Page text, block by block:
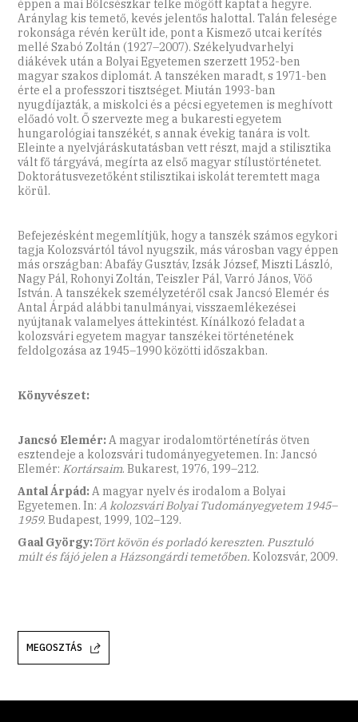
éppen a mai Bölcsészkar telke mögött kaptat a hegyre.
Aránylag kis temető, kevés jelentős halottal. Talán felesége
rokonsága révén került ide, pont a Kismező utcai kerítés
mellé Szabó Zoltán (1927–2007). Székelyudvarhelyi
diákévek után a Bolyai Egyetemen szerzett 1952-ben
magyar szakos diplomát. A tanszéken maradt, s 1971-ben
érte el a professzori tisztséget. Miután 1993-ban
nyugdíjazták, a miskolci és a pécsi egyetemen is meghívott
előadó volt. Ő szervezte meg a bukaresti egyetem
hungarológiai tanszékét, s annak évekig tanára is volt.
Eleinte a nyelvjáráskutatásban vett részt, majd a stilisztika
vált fő tárgyává, megírta az első magyar stílustörténetet.
Doktorátusvezetőként stilisztikai iskolát teremtett maga
körül.
Befejezésként megemlítjük, hogy a tanszék számos egykori
tagja Kolozsvártól távol nyugszik, más városban vagy éppen
más országban: Abafáy Gusztáv, Izsák József, Miszti László,
Nagy Pál, Rohonyi Zoltán, Teiszler Pál, Varró János, Vöő
István. A tanszékek személyzetéről csak Jancsó Elemér és
Antal Árpád alábbi tanulmányai, visszaemlékezései
nyújtanak valamelyes áttekintést. Kínálkozó feladat a
kolozsvári egyetem magyar tanszékei történetének
feldolgozása az 1945–1990 közötti időszakban.
Könyvészet:
Jancsó Elemér:A magyar irodalom­történetírás ötven
esztendeje a kolozsvári tudományegyetemen. In: Jancsó
Ele­mér: Kortársaim. Bukarest, 1976, 199–212.
Antal Árpád:A magyar nyelv és irodalom a Bolyai
Egyetemen. In:A kolozsvári Bolyai Tudományegyetem 1945–
1959. Budapest, 1999, 102–129.
Gaal György:Tört kövön és porladó kereszten. Pusztuló
múlt és fájó jelen a Házsongárdi temetőben.Kolozsvár, 2009.
MEGOSZTÁS